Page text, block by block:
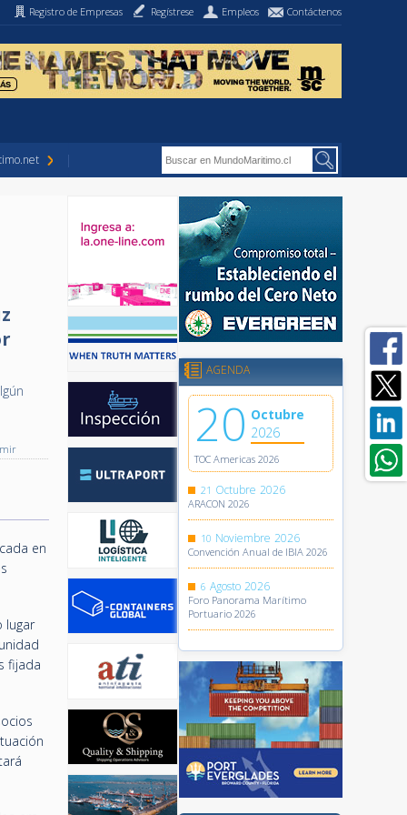
Registro de Empresas Regístrese Empleos Contáctenos
en
lugar
fijada
AGENDA
20 Octubre
2026
TOC Americas 2026
21 Octubre 2026
ARACON 2026
10 Noviembre 2026
Convención Anual de IBIA 2026
6 Agosto 2026
Foro Panorama Marítimo
Portuario 2026